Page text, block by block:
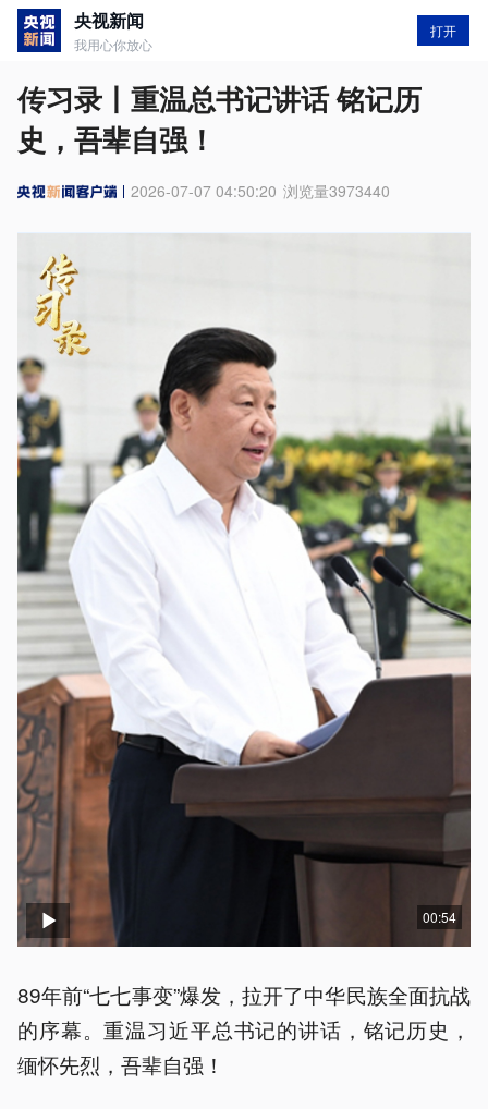
央视新闻
我用心你放心
打开
传习录丨重温总书记讲话 铭记历
史，吾辈自强！
2026-07-07 04:50:20 浏览量3973440
00:54
89年前“七七事变”爆发，拉开了中华民族全面抗战
的序幕。重温习近平总书记的讲话，铭记历史，
缅怀先烈，吾辈自强！